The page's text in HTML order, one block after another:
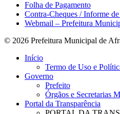
Folha de Pagamento
Contra-Cheques / Informe
Webmail – Prefeitura
© 2026 Prefeitura Municipal de
Close
Início
Termo de Uso e
Governo
Prefeito
Órgãos e Secretarias
Portal da Transparência